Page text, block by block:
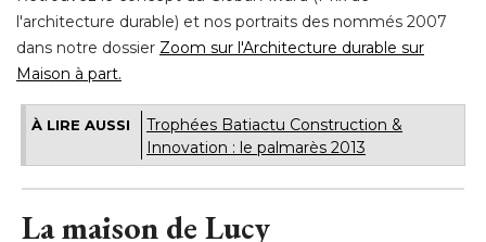
l'architecture durable) et nos portraits des nommés 2007
dans notre dossier Zoom sur l'Architecture durable sur
Maison à part.
À LIRE AUSSI
Trophées Batiactu Construction &
Innovation : le palmarès 2013
La maison de Lucy